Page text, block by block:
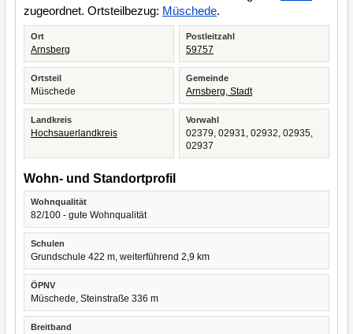
zugeordnet. Ortsteilbezug: Müschede.
Ort
Arnsberg
Postleitzahl
59757
Ortsteil
Müschede
Gemeinde
Arnsberg, Stadt
Landkreis
Hochsauerlandkreis
Vorwahl
02379, 02931, 02932, 02935,
02937
Wohn- und Standortprofil
Wohnqualität
82/100 - gute Wohnqualität
Schulen
Grundschule 422 m, weiterführend 2,9 km
ÖPNV
Müschede, Steinstraße 336 m
Breitband